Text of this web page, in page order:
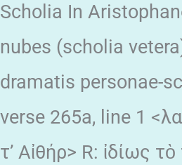
Scholia In
nubes (scholia
dramatis personae-
verse 265a, line 1
τ’ Αἰθήρ> R: ἰδίως